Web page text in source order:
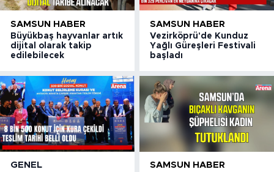
SAMSUN HABER
Büyükbaş hayvanlar artık
dijital olarak takip
edilebilecek
SAMSUN HABER
Vezirköprü'de Kunduz
Yağlı Güreşleri Festivali
başladı
GENEL SAMSUN HABER